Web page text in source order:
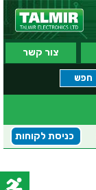
צור קשר
כניסת לקוחות